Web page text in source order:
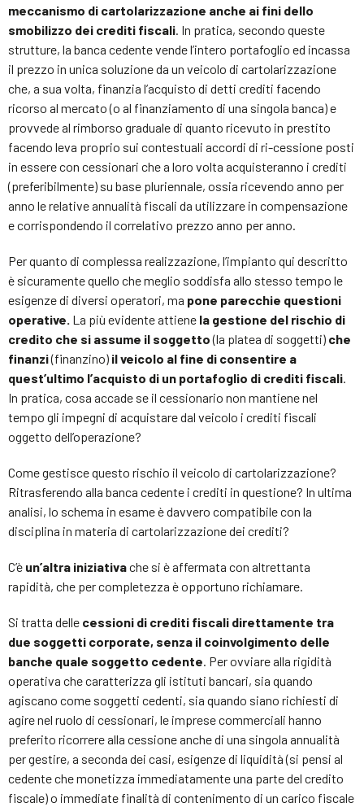
meccanismo di cartolarizzazione anche ai fini dello
smobilizzo dei crediti fiscali. In pratica, secondo queste
strutture, la banca cedente vende l’intero portafoglio ed incassa
il prezzo in unica soluzione da un veicolo di cartolarizzazione
che, a sua volta, finanzia l’acquisto di detti crediti facendo
ricorso al mercato (o al finanziamento di una singola banca) e
provvede al rimborso graduale di quanto ricevuto in prestito
facendo leva proprio sui contestuali accordi di ri-cessione posti
in essere con cessionari che a loro volta acquisteranno i crediti
(preferibilmente) su base pluriennale, ossia ricevendo anno per
anno le relative annualità fiscali da utilizzare in compensazione
e corrispondendo il correlativo prezzo anno per anno.
Per quanto di complessa realizzazione, l’impianto qui descritto
è sicuramente quello che meglio soddisfa allo stesso tempo le
esigenze di diversi operatori, ma pone parecchie questioni
operative. La più evidente attiene la gestione del rischio di
credito che si assume il soggetto(la platea di soggetti) che
finanzi(finanzino) il veicolo al fine di consentire a
quest’ultimo l’acquisto di un portafoglio di crediti fiscali.
In pratica, cosa accade se il cessionario non mantiene nel
tempo gli impegni di acquistare dal veicolo i crediti fiscali
oggetto dell’operazione?
Come gestisce questo rischio il veicolo di cartolarizzazione?
Ritrasferendo alla banca cedente i crediti in questione? In ultima
analisi, lo schema in esame è davvero compatibile con la
disciplina in materia di cartolarizzazione dei crediti?
C’è un’altra iniziativache si è affermata con altrettanta
rapidità, che per completezza è opportuno richiamare.
Si tratta delle cessioni di crediti fiscali direttamente tra
due soggetti corporate, senza il coinvolgimento delle
banche quale soggetto cedente. Per ovviare alla rigidità
operativa che caratterizza gli istituti bancari, sia quando
agiscano come soggetti cedenti, sia quando siano richiesti di
agire nel ruolo di cessionari, le imprese commerciali hanno
preferito ricorrere alla cessione anche di una singola annualità
per gestire, a seconda dei casi, esigenze di liquidità (si pensi al
cedente che monetizza immediatamente una parte del credito
fiscale) o immediate finalità di contenimento di un carico fiscale